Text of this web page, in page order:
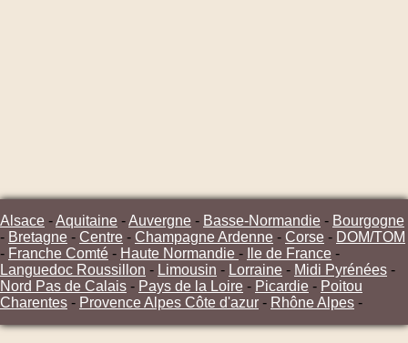
Alsace -Aquitaine -Auvergne - Basse-Normandie - Bourgogne
- Bretagne - Centre - Champagne Ardenne - Corse - DOM/TOM
- Franche Comté - Haute Normandie - Ile de France -
Languedoc Roussillon - Limousin - Lorraine - Midi Pyrénées -
Nord Pas de Calais - Pays de la Loire - Picardie - Poitou
Charentes - Provence Alpes Côte d'azur - Rhône Alpes -